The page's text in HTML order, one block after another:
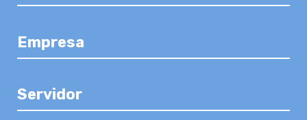
Empresa
Servidor